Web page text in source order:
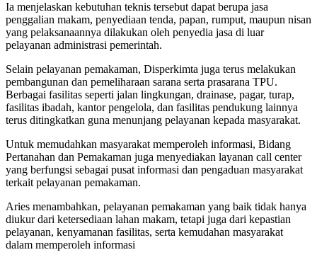
Ia menjelaskan kebutuhan teknis tersebut dapat berupa jasa
penggalian makam, penyediaan tenda, papan, rumput, maupun nisan
yang pelaksanaannya dilakukan oleh penyedia jasa di luar
pelayanan administrasi pemerintah.
Selain pelayanan pemakaman, Disperkimta juga terus melakukan
pembangunan dan pemeliharaan sarana serta prasarana TPU.
Berbagai fasilitas seperti jalan lingkungan, drainase, pagar, turap,
fasilitas ibadah, kantor pengelola, dan fasilitas pendukung lainnya
terus ditingkatkan guna menunjang pelayanan kepada masyarakat.
Untuk memudahkan masyarakat memperoleh informasi, Bidang
Pertanahan dan Pemakaman juga menyediakan layanan call center
yang berfungsi sebagai pusat informasi dan pengaduan masyarakat
terkait pelayanan pemakaman.
Aries menambahkan, pelayanan pemakaman yang baik tidak hanya
diukur dari ketersediaan lahan makam, tetapi juga dari kepastian
pelayanan, kenyamanan fasilitas, serta kemudahan masyarakat
dalam memperoleh informasi